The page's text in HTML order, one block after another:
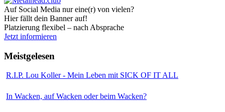
Auf Social Media nur eine(r) von vielen?
Hier fällt dein Banner auf!
Platzierung flexibel – nach Absprache
Jetzt informieren
Meistgelesen
R.I.P. Lou Koller - Mein Leben mit SICK OF IT ALL
In Wacken, auf Wacken oder beim Wacken?